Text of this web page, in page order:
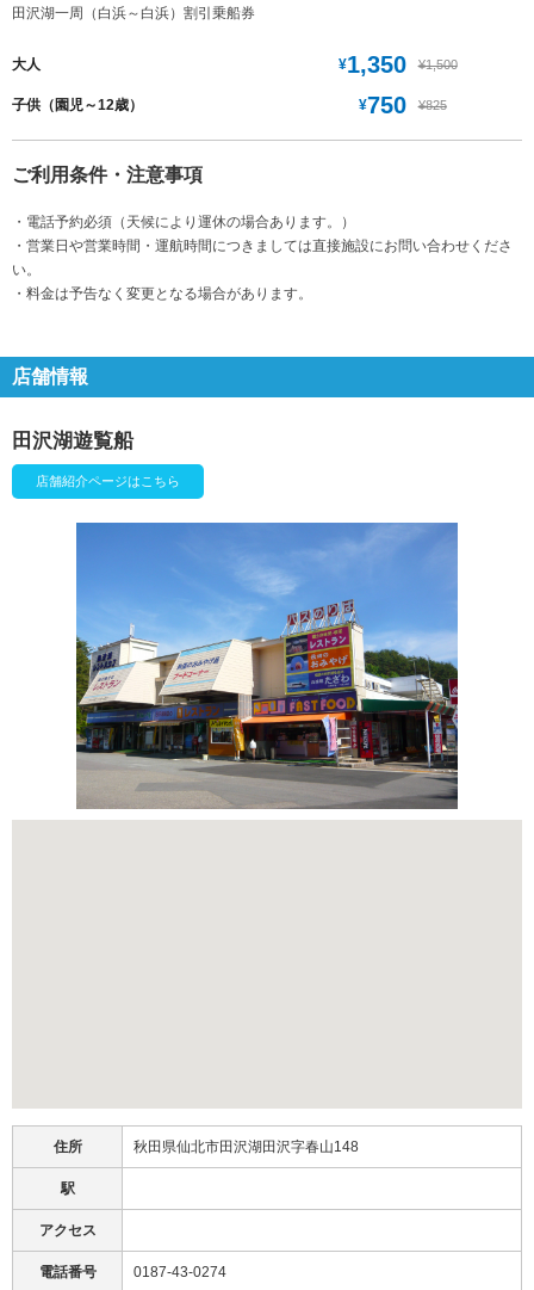
田沢湖一周（白浜～白浜）割引乗船券
大人 ¥1,350 ¥1,500
子供（園児～12歳） ¥750 ¥825
ご利用条件・注意事項
・電話予約必須（天候により運休の場合あります。）
・営業日や営業時間・運航時間につきましては直接施設にお問い合わせくださ
い。
・料金は予告なく変更となる場合があります。
店舗情報
田沢湖遊覧船
店舗紹介ページはこちら
住所 秋田県仙北市田沢湖田沢字春山148
駅
アクセス
電話番号 0187-43-0274